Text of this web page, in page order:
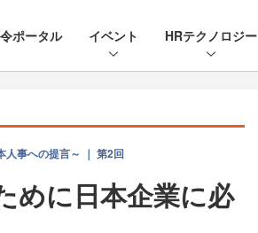
ポータル イベント HRテクノロジー
人事への提言～ ｜ 第2回
めに日本企業に必